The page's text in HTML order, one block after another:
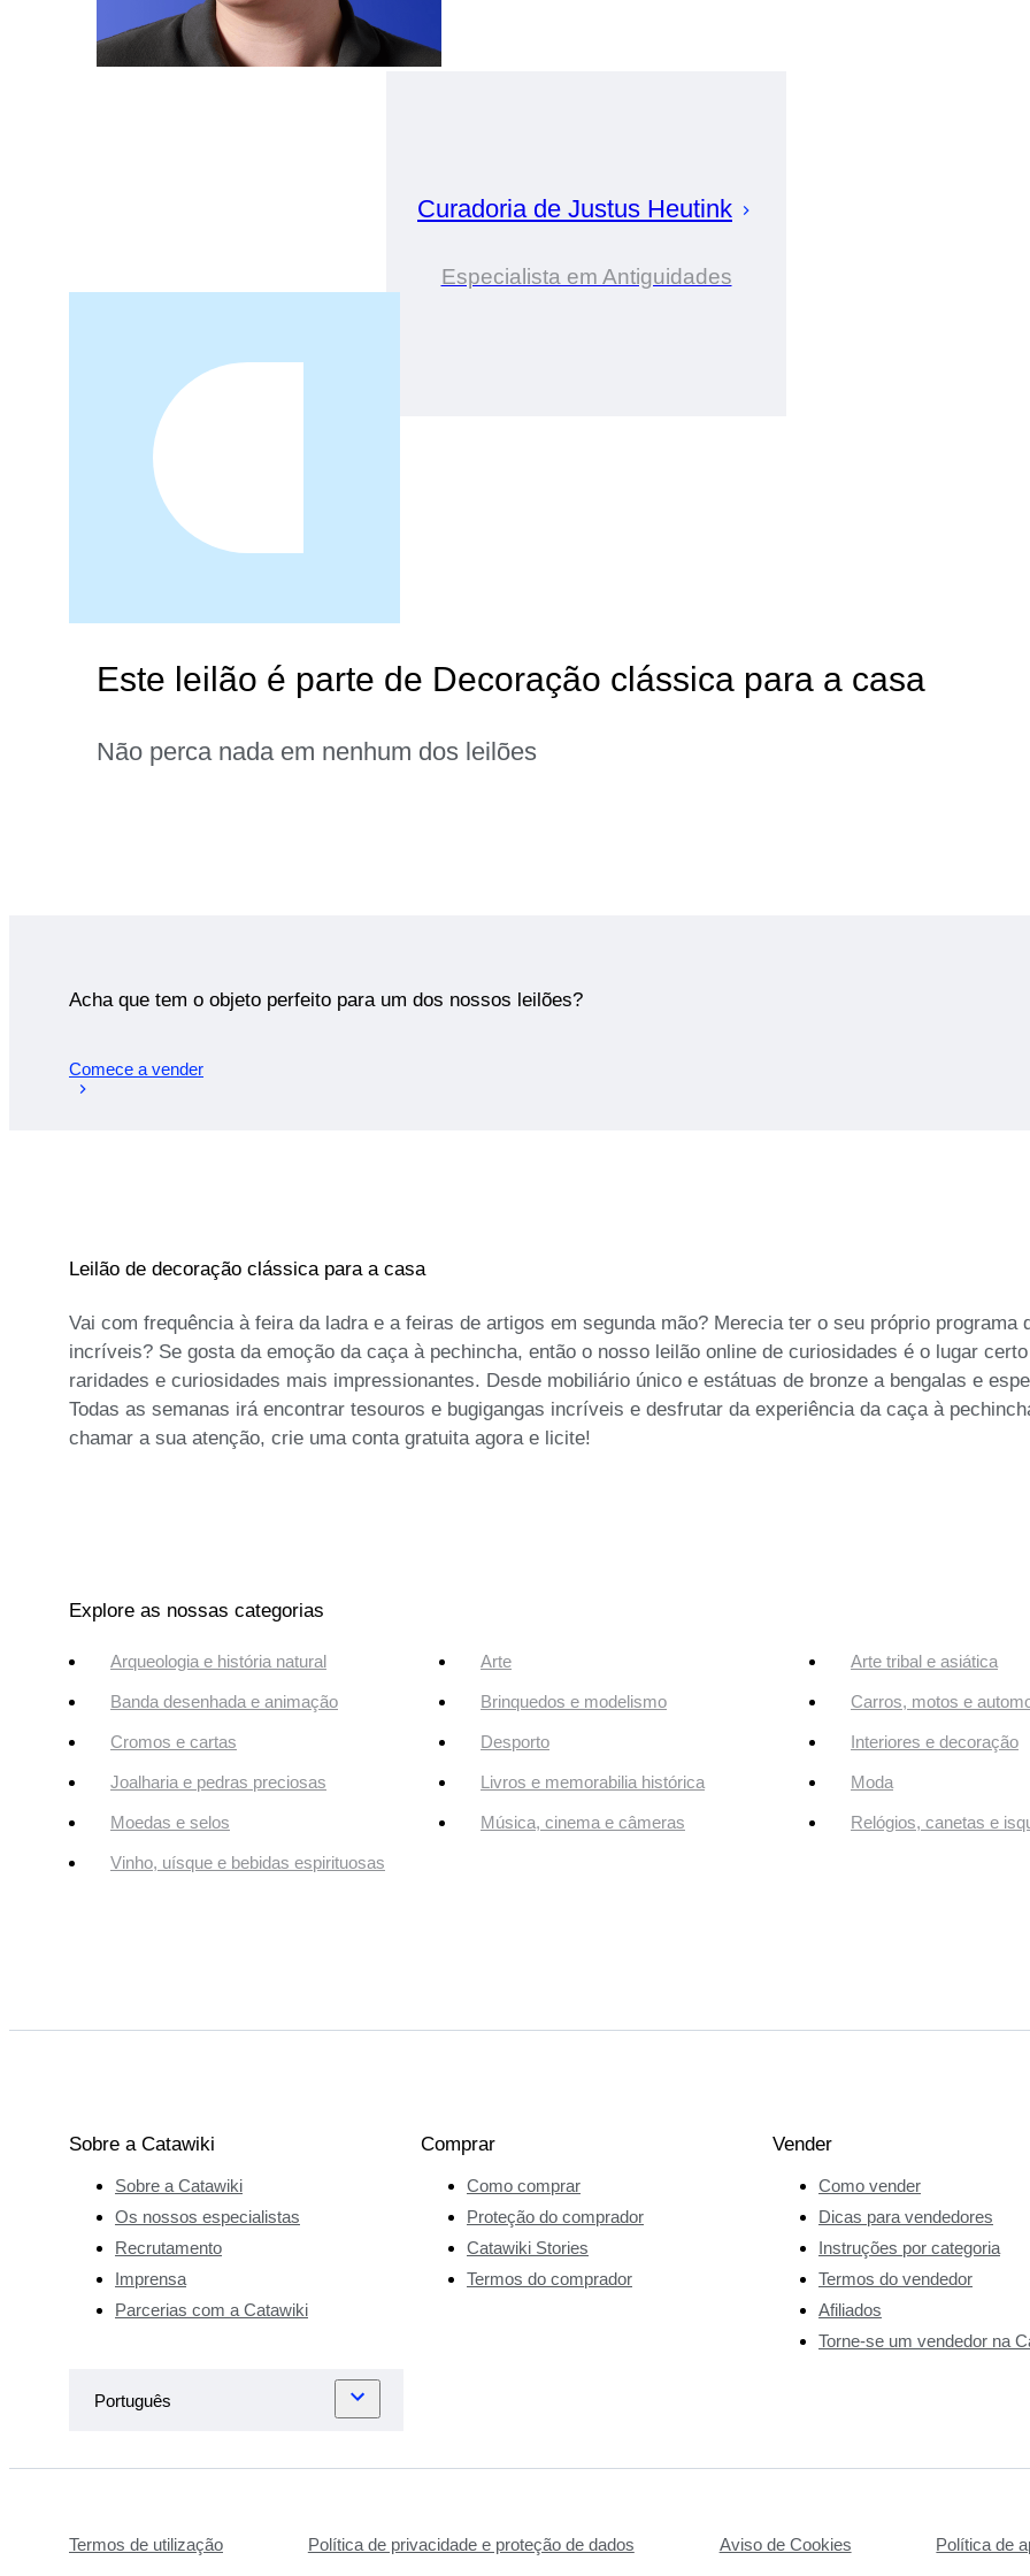
Curadoria de Justus Heutink
Especialista em Antiguidades
Este leilão é parte de Decoração clássica para a casa
Não perca nada em nenhum dos leilões
Acha que tem o objeto perfeito para um dos nossos leilões?
Comece a vender
Leilão de decoração clássica para a casa
Vai com frequência à feira da ladra e a feiras de artigos em segunda mão? Merecia ter o seu próprio
incríveis? Se gosta da emoção da caça à pechincha, então o nosso leilão online de curiosidades é o lugar
raridades e curiosidades mais impressionantes. Desde mobiliário único e estátuas de bronze a bengalas e
Todas as semanas irá encontrar tesouros e bugigangas incríveis e desfrutar da experiência da caça à
chamar a sua atenção, crie uma conta gratuita agora e licite!
Explore as nossas categorias
Arqueologia e história natural Arte Arte tribal e asiática
Banda desenhada e animação Brinquedos e modelismo Carros, motos e
Cromos e cartas Desporto Interiores e decoração
Joalharia e pedras preciosas Livros e memorabilia histórica Moda
Moedas e selos Música, cinema e câmeras Relógios, canetas e
Vinho, uísque e bebidas espirituosas
Sobre a Catawiki
Sobre a Catawiki
Os nossos especialistas
Recrutamento
Imprensa
Parcerias com a Catawiki
Comprar
Como comprar
Proteção do comprador
Catawiki Stories
Termos do comprador
Vender
Como vender
Dicas para vendedores
Instruções por categoria
Termos do vendedor
Afiliados
Torne-se um vendedor na
Termos de utilização Política de privacidade e proteção de dados Aviso de Cookies Política de